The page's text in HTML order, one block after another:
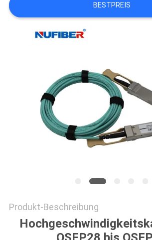
FORDERN
SITEMAP
BESTPREIS
Produkt-Beschreibung